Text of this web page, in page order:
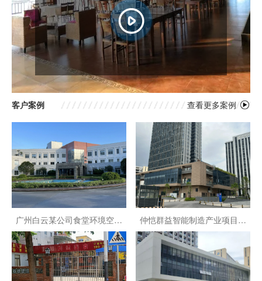
客户案例 查看更多案例
广州白云某公司食堂环境空间
通风降温案例
仲恺群益智能制造产业项目餐
区节能型省电空调安装案例